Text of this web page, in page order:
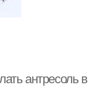
антресоль в